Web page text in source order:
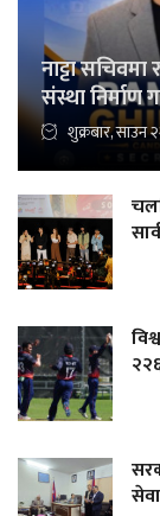
नाट्टा
संस्था निर्माण
शुक्रबार, साउन